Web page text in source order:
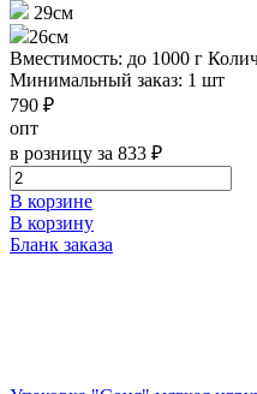
29см
26см
Вместимость: до 1000 г
Минимальный заказ: 1 шт
790 ₽
опт
в розницу за 833 ₽
В корзине
В корзину
Бланк заказа